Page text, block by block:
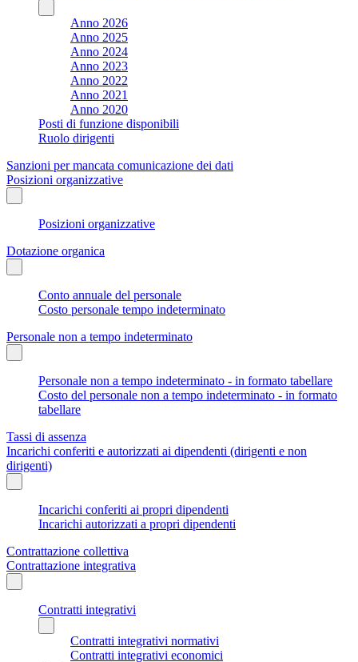
Anno 2026
Anno 2025
Anno 2024
Anno 2023
Anno 2022
Anno 2021
Anno 2020
Posti di funzione disponibili
Ruolo dirigenti
Sanzioni per mancata comunicazione dei dati
Posizioni organizzative
Posizioni organizzative
Dotazione organica
Conto annuale del personale
Costo personale tempo indeterminato
Personale non a tempo indeterminato
Personale non a tempo indeterminato - in formato tabellare
Costo del personale non a tempo indeterminato - in formato
tabellare
Tassi di assenza
Incarichi conferiti e autorizzati ai dipendenti (dirigenti e non
dirigenti)
Incarichi conferiti ai propri dipendenti
Incarichi autorizzati a propri dipendenti
Contrattazione collettiva
Contrattazione integrativa
Contratti integrativi
Contratti integrativi normativi
Contratti integrativi economici